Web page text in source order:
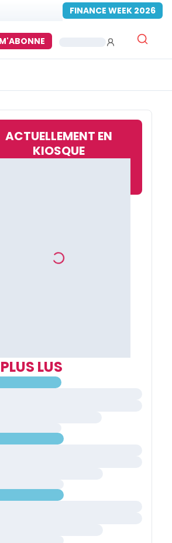
FINANCE WEEK 2026
ACTUELLEMENT EN
KIOSQUE
LUS